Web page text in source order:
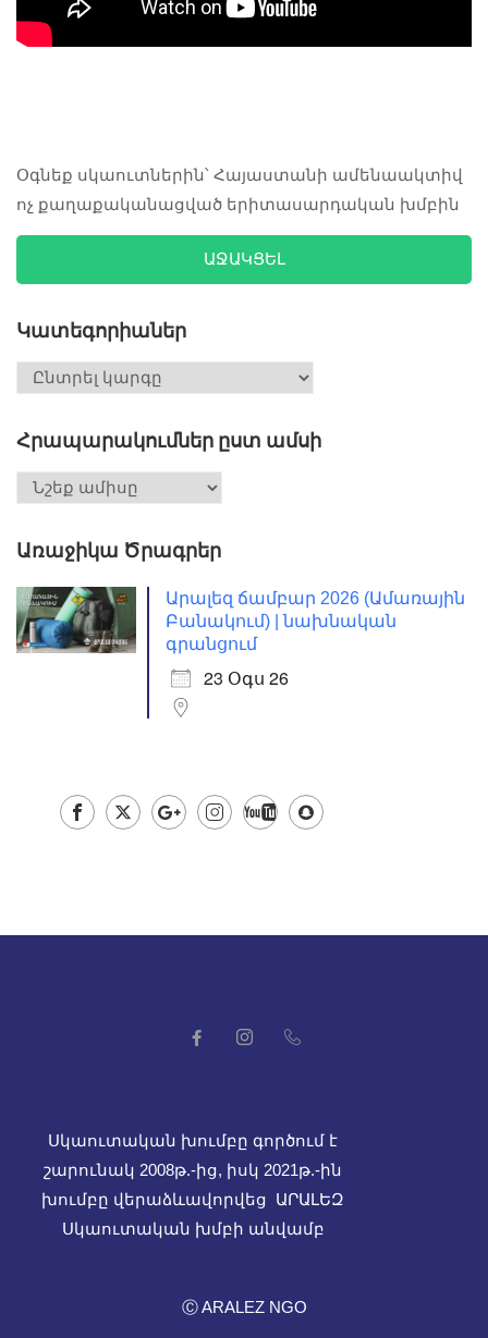
Օգնեք սկաուտներին՝ Հայաստանի ամենաակտիվ
ոչ քաղաքականացված երիտասարդական խմբին
ԱՋԱԿՑԵԼ
Կատեգորիաներ
Հրապարակումներ ըստ ամսի
Առաջիկա Ծրագրեր
Արալեզ ճամբար 2026 (Ամառային
Բանակում) | նախնական
գրանցում
23 Օգս 26
Սկաուտական խումբը գործում է
շարունակ 2008թ.-ից, իսկ 2021թ.-ին
խումբը վերաձևավորվեց ԱՐԱԼԵԶ
Սկաուտական խմբի անվամբ
Ⓒ ARALEZ NGO